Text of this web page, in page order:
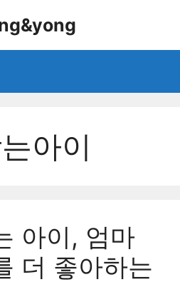
아이
아이, 엄마
더 좋아하는